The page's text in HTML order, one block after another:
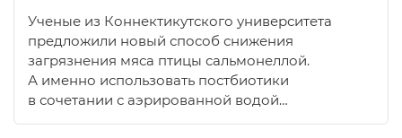
Ученые из Коннектикутского университета
предложили новый способ снижения
загрязнения мяса птицы сальмонеллой.
А именно использовать постбиотики
в сочетании с аэрированной водой…